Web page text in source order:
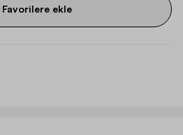
Favorilere ekle